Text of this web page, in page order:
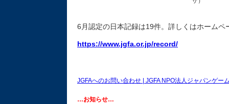
6月認定の日本記録は19件。詳しくはホームペ
https://www.jgfa.or.jp/record/
JGFAへのお問い合わせ | JGFA NPO法人ジャパンゲー
…お知らせ…